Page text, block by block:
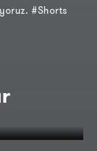
#Shorts